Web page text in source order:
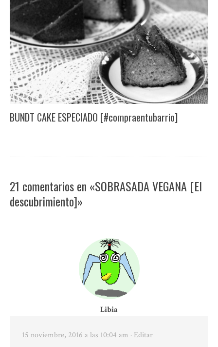
BUNDT CAKE ESPECIADO [#compraentubarrio]
21 comentarios en «SOBRASADA VEGANA [El
descubrimiento]»
Libia
15 noviembre, 2016 a las 10:04 am · Editar